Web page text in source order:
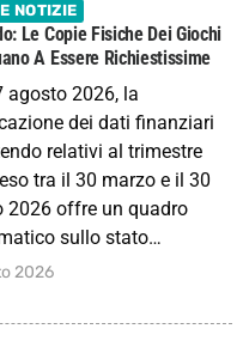
NOTIZIE
Le Copie Fisiche Dei Giochi
A Essere Richiestissime
agosto 2026, la
dei dati finanziari
relativi al trimestre
tra il 30 marzo e il 30
2026 offre un quadro
sullo stato…
2026